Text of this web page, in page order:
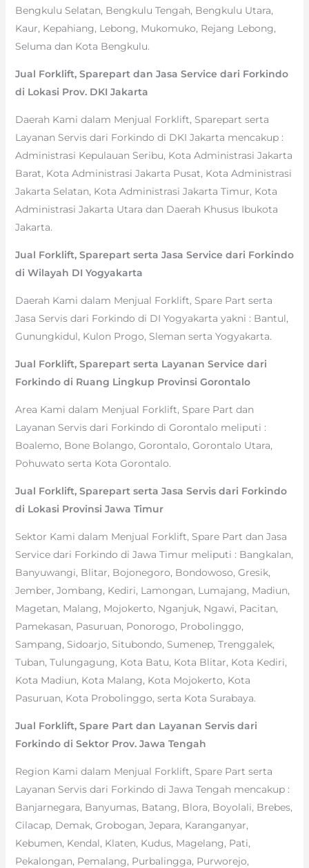
Bengkulu Selatan, Bengkulu Tengah, Bengkulu Utara,
Kaur, Kepahiang, Lebong, Mukomuko, Rejang Lebong,
Seluma dan Kota Bengkulu.
Jual Forklift, Sparepart dan Jasa Service dari Forkindo
di Lokasi Prov. DKI Jakarta
Daerah Kami dalam Menjual Forklift, Sparepart serta
Layanan Servis dari Forkindo di DKI Jakarta mencakup :
Administrasi Kepulauan Seribu, Kota Administrasi Jakarta
Barat, Kota Administrasi Jakarta Pusat, Kota Administrasi
Jakarta Selatan, Kota Administrasi Jakarta Timur, Kota
Administrasi Jakarta Utara dan Daerah Khusus Ibukota
Jakarta.
Jual Forklift, Sparepart serta Jasa Service dari Forkindo
di Wilayah DI Yogyakarta
Daerah Kami dalam Menjual Forklift, Spare Part serta
Jasa Servis dari Forkindo di DI Yogyakarta yakni : Bantul,
Gunungkidul, Kulon Progo, Sleman serta Yogyakarta.
Jual Forklift, Sparepart serta Layanan Service dari
Forkindo di Ruang Lingkup Provinsi Gorontalo
Area Kami dalam Menjual Forklift, Spare Part dan
Layanan Servis dari Forkindo di Gorontalo meliputi :
Boalemo, Bone Bolango, Gorontalo, Gorontalo Utara,
Pohuwato serta Kota Gorontalo.
Jual Forklift, Sparepart serta Jasa Servis dari Forkindo
di Lokasi Provinsi Jawa Timur
Sektor Kami dalam Menjual Forklift, Spare Part dan Jasa
Service dari Forkindo di Jawa Timur meliputi : Bangkalan,
Banyuwangi, Blitar, Bojonegoro, Bondowoso, Gresik,
Jember, Jombang, Kediri, Lamongan, Lumajang, Madiun,
Magetan, Malang, Mojokerto, Nganjuk, Ngawi, Pacitan,
Pamekasan, Pasuruan, Ponorogo, Probolinggo,
Sampang, Sidoarjo, Situbondo, Sumenep, Trenggalek,
Tuban, Tulungagung, Kota Batu, Kota Blitar, Kota Kediri,
Kota Madiun, Kota Malang, Kota Mojokerto, Kota
Pasuruan, Kota Probolinggo, serta Kota Surabaya.
Jual Forklift, Spare Part dan Layanan Servis dari
Forkindo di Sektor Prov. Jawa Tengah
Region Kami dalam Menjual Forklift, Spare Part serta
Layanan Servis dari Forkindo di Jawa Tengah mencakup :
Banjarnegara, Banyumas, Batang, Blora, Boyolali, Brebes,
Cilacap, Demak, Grobogan, Jepara, Karanganyar,
Kebumen, Kendal, Klaten, Kudus, Magelang, Pati,
Pekalongan, Pemalang, Purbalingga, Purworejo,